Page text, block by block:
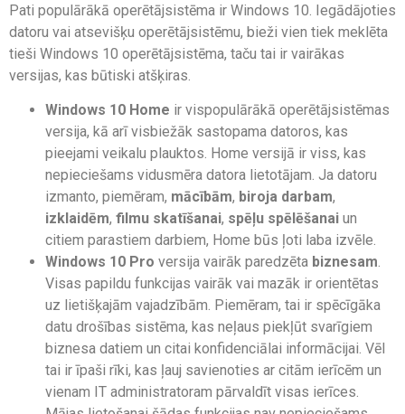
Pati populārākā operētājsistēma ir Windows 10. Iegādājoties
datoru vai atsevišķu operētājsistēmu, bieži vien tiek meklēta
tieši Windows 10 operētājsistēma, taču tai ir vairākas
versijas, kas būtiski atšķiras.
Windows 10 Home ir vispopulārākā operētājsistēmas
versija, kā arī visbiežāk sastopama datoros, kas
pieejami veikalu plauktos. Home versijā ir viss, kas
nepieciešams vidusmēra datora lietotājam. Ja datoru
izmanto, piemēram, mācībām, biroja darbam,
izklaidēm, filmu skatīšanai, spēļu spēlēšanai un
citiem parastiem darbiem, Home būs ļoti laba izvēle.
Windows 10 Pro versija vairāk paredzēta biznesam.
Visas papildu funkcijas vairāk vai mazāk ir orientētas
uz lietišķajām vajadzībām. Piemēram, tai ir spēcīgāka
datu drošības sistēma, kas neļaus piekļūt svarīgiem
biznesa datiem un citai konfidenciālai informācijai. Vēl
tai ir īpaši rīki, kas ļauj savienoties ar citām ierīcēm un
vienam IT administratoram pārvaldīt visas ierīces.